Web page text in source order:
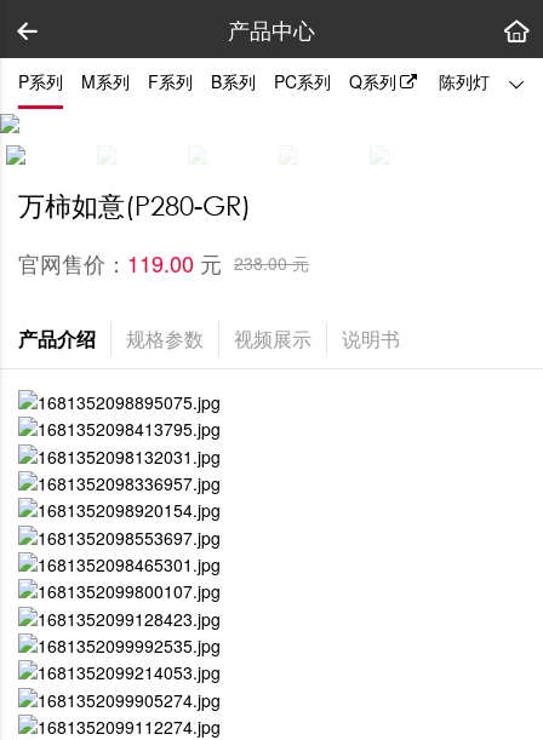
产品中心
P系列 M系列 F系列 B系列 PC系列 Q系列 陈列灯 拼
万柿如意(P280-GR)
官网售价： 119.00 元 238.00 元
产品介绍 规格参数 视频展示 说明书